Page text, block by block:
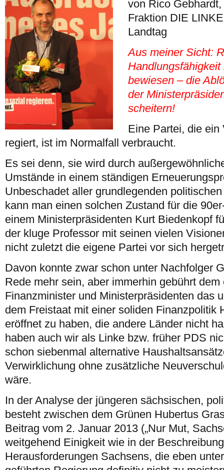
von Rico
Fraktion DIE
Landtag
Aus meiner Sicht:
bewiesen – die
der
scheitern!
Eine Partei, die ein
regiert, ist im Normalfall verbraucht.
Es sei denn, sie wird durch
Umstände in einem ständigen
Unbeschadet aller grundlegenden
kann man einen solchen Zustand für die
einem Ministerpräsidenten Kurt Biedenkopf
der kluge Professor mit seinen vielen
nicht zuletzt die eigene Partei vor sich
Davon konnte zwar schon unter Nachfolger
Rede mehr sein, aber immerhin gebührt dem
Finanzminister und Ministerpräsidenten das
dem Freistaat mit einer soliden Finanzpolitik
eröffnet zu haben, die andere Länder nicht
haben auch wir als Linke bzw. früher PDS
schon siebenmal alternative
Verwirklichung ohne zusätzliche
wäre.
In der Analyse der jüngeren sächsischen,
besteht zwischen dem Grünen Hubertus
Beitrag vom 2. Januar 2013 („Nur Mut,
weitgehend Einigkeit wie in der
Herausforderungen Sachsens, die eben